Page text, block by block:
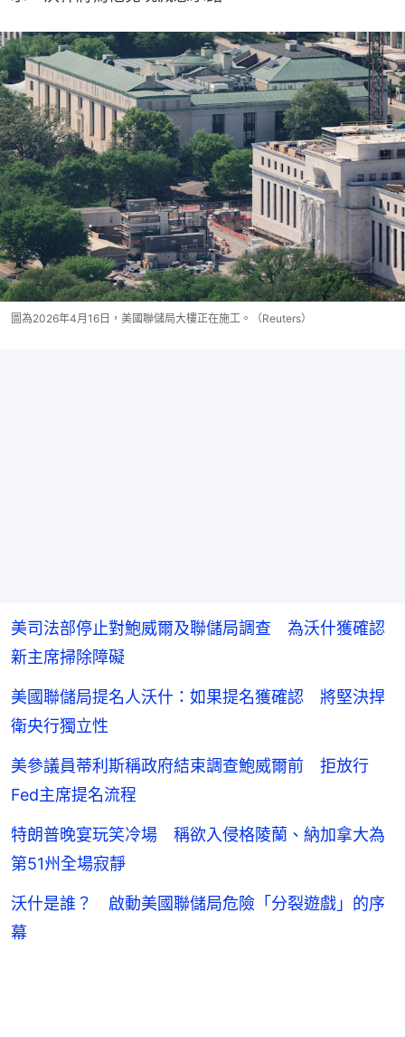
圖為2026年4月16日，美國聯儲局大樓正在施工。（Reuters）
美司法部停止對鮑威爾及聯儲局調查 為沃什獲確認
新主席掃除障礙
美國聯儲局提名人沃什：如果提名獲確認 將堅決捍
衛央行獨立性
美參議員蒂利斯稱政府結束調查鮑威爾前 拒放行
Fed主席提名流程
特朗普晚宴玩笑冷場 稱欲入侵格陵蘭、納加拿大為
第51州全場寂靜
沃什是誰？ 啟動美國聯儲局危險「分裂遊戲」的序
幕